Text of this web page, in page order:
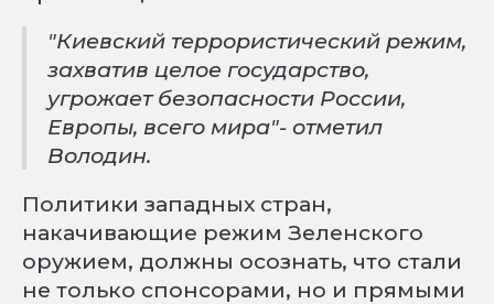
"Киевский террористический режим,
захватив целое государство,
угрожает безопасности России,
Европы, всего мира"- отметил
Володин.
Политики западных стран,
накачивающие режим Зеленского
оружием, должны осознать, что стали
не только спонсорами, но и прямыми